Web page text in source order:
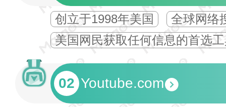
创立于1998年美国
全球网络
美国网民获取任何信息的首选
02 Youtube.com